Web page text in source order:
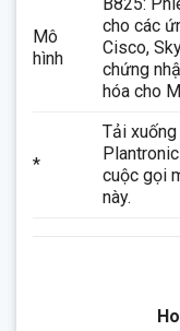
Mô
hình
cho các
Cisco,
chứng
hóa cho
*
Tải
cuộc gọi
này.